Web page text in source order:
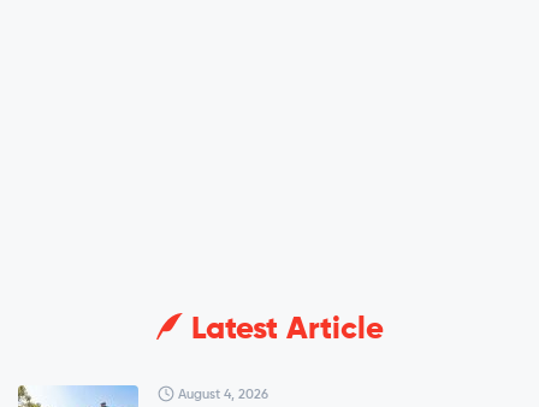
Latest Article
August 4, 2026